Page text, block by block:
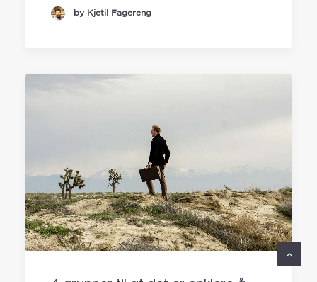
by Kjetil Fagereng